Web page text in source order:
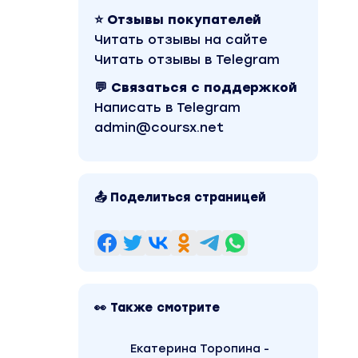
⭐ Отзывы покупателей
Читать отзывы на сайте
Читать отзывы в Telegram
💬 Связаться с поддержкой
Написать в Telegram
admin@coursx.net
📤 Поделиться страницей
👀 Также смотрите
Екатерина Торопина -